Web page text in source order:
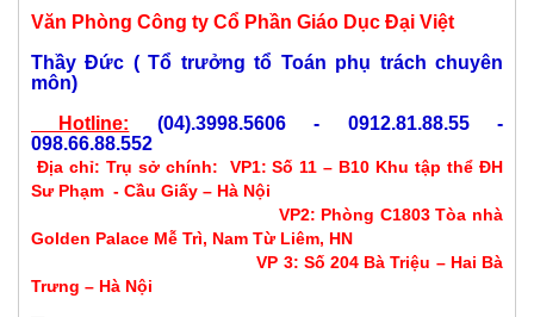
Văn Phòng Công ty Cổ Phần Giáo Dục Đại Việt
Thầy Đức ( Tổ trưởng tổ Toán phụ trách chuyên
môn)
Hotline:
(04).3998.5606 - 0912.81.88.55 -
098.66.88.552
Địa chỉ: Trụ sở chính: VP1: Số 11 – B10 Khu tập thể ĐH
Sư Phạm - Cầu Giấy – Hà Nội
VP2: Phòng C1803 Tòa nhà
Golden Palace Mễ Trì, Nam Từ Liêm, HN
VP 3: Số 204 Bà Triệu – Hai Bà
Trưng – Hà Nội